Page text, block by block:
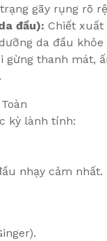
gãy rụng rõ
đầu): Chiết xuất
da đầu khỏe
gừng thanh mát,
kỳ lành tính:
nhạy cảm nhất.